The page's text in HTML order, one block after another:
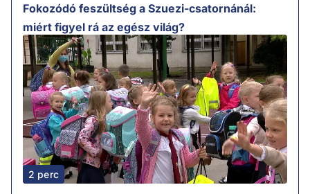
Fokozódó feszültség a Szuezi-csatornánál:
miért figyel rá az egész világ?
2 perc